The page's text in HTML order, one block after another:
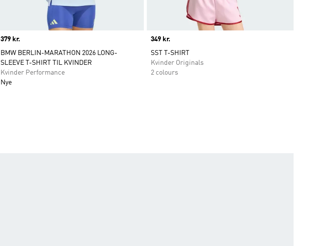
Price
379 kr.
BMW BERLIN-MARATHON 2026 LONG-
SLEEVE T-SHIRT TIL KVINDER
Kvinder Performance
Nye
Price
349 kr.
SST T-SHIRT
Kvinder Originals
2 colours